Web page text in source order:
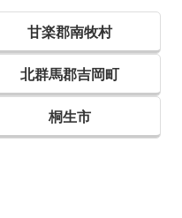
甘楽郡南牧村
北群馬郡吉岡町
桐生市